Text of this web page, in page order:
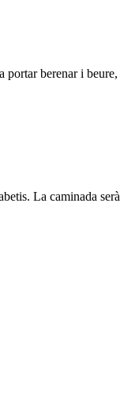
portar berenar i
La caminada